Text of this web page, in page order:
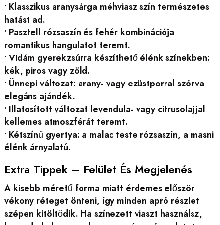
• Klasszikus aranysárga méhviasz szín természetes
hatást ad.
• Pasztell rózsaszín és fehér kombinációja
romantikus hangulatot teremt.
• Vidám gyerekzsúrra készíthető élénk színekben:
kék, piros vagy zöld.
• Ünnepi változat: arany- vagy ezüstporral szórva
elegáns ajándék.
• Illatosított változat levendula- vagy citrusolajjal
kellemes atmoszférát teremt.
• Kétszínű gyertya: a malac teste rózsaszín, a masni
élénk árnyalatú.
Extra Tippek – Felület És Megjelenés
A kisebb méretű forma miatt érdemes először
vékony réteget önteni, így minden apró részlet
szépen kitöltődik. Ha színezett viaszt használsz,